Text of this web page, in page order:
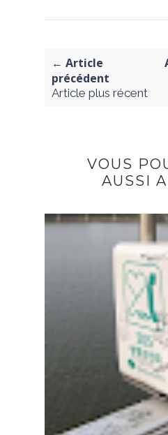
← Article
précédent
Article plus récent
VOUS
AUSSI